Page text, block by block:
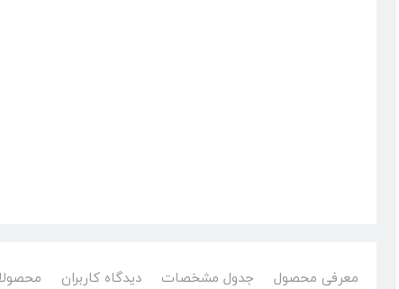
معرفی محصول جدول مشخصات دیدگاه کاربران